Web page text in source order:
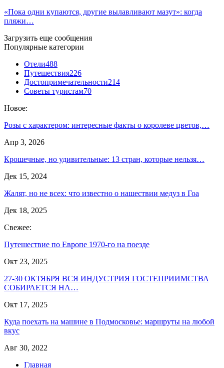
«Пока одни купаются, другие вылавливают мазут»: когда
пляжи…
Загрузить еще сообщения
Популярные категории
Отели488
Путешествия226
Достопримечательности214
Советы туристам70
Новое:
Розы с характером: интересные факты о королеве цветов,…
Апр 3, 2026
Крошечные, но удивительные: 13 стран, которые нельзя…
Дек 15, 2024
Жалят, но не всех: что известно о нашествии медуз в Гоа
Дек 18, 2025
Свежее:
Путешествие по Европе 1970-го на поезде
Окт 23, 2025
27-30 ОКТЯБРЯ ВСЯ ИНДУСТРИЯ ГОСТЕПРИИМСТВА
СОБИРАЕТСЯ НА…
Окт 17, 2025
Куда поехать на машине в Подмосковье: маршруты на любой
вкус
Авг 30, 2022
Главная